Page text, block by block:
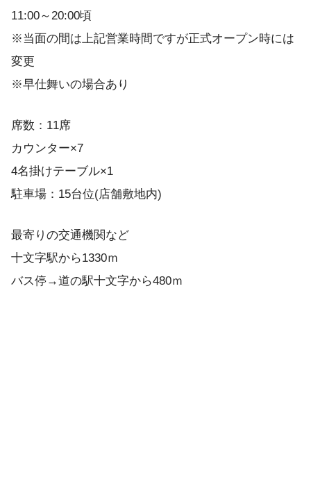
11:00～20:00頃
※当面の間は上記営業時間ですが正式オープン時には
変更
※早仕舞いの場合あり
席数：11席
カウンター×7
4名掛けテーブル×1
駐車場：15台位(店舗敷地内)
最寄りの交通機関など
十文字駅から1330ｍ
バス停→道の駅十文字から480ｍ